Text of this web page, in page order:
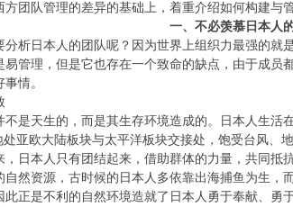
团队管理的差异的基础上，着重介绍如何构建与
一、不必羡慕日本人
析日本人的团队呢？因为世界上组织力最强的
管理，但是它也存在一个致命的缺点，由于成
情。
不是天生的，而是其生存环境造成的。日本人生
亚欧大陆板块与太平洋板块交接处，饱受台风、
日本人只有团结起来，借助群体的力量，共同
然资源，古时候的日本人多依靠出海捕鱼为生
正是不利的自然环境造就了日本人勇于奉献、勇